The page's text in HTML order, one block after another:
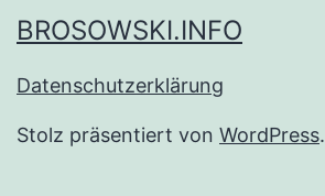
BROSOWSKI.INFO
Datenschutzerklärung
Stolz präsentiert von WordPress.